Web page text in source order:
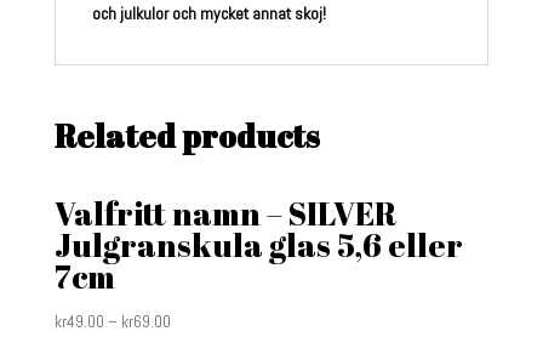
och julkulor och mycket annat skoj!
Related products
Valfritt namn – SILVER
Julgranskula glas 5,6 eller
7cm
kr49.00 – kr69.00